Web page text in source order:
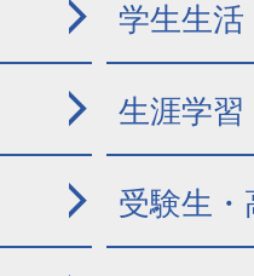
学生生活
生涯学習
受験生